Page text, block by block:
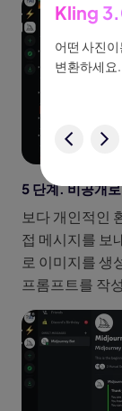
5 단계. 비공개
보다 개인적인
접 메시지를 보
로 이미지를 생
프롬프트를 작
나 물
Kling
어떤 사진
변환하세요.